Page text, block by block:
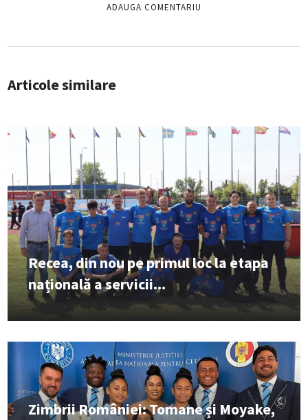
Articole similare
Recea, din nou pe primul loc la etapa
națională a servicii...
Zimbrii României: Tomane și Moyake,